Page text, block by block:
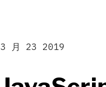
3 月 23 2019